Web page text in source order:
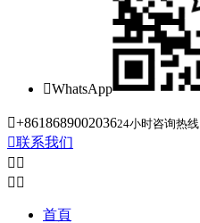
WhatsApp
+861868900203624小时咨询热线
联系我们
 
 
首頁